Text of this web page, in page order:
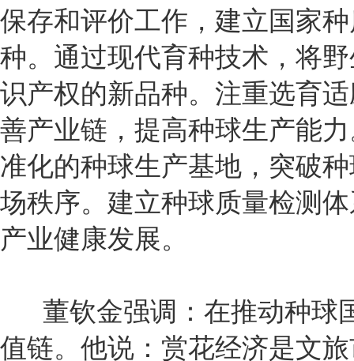
保存和评价工作，建立国家
种。通过现代育种技术，将
识产权的新品种。注重选育
善产业链，提高种球生产能
准化的种球生产基地，突破
场秩序。建立种球质量检测
产业健康发展。
董钦金强调：在推动种球
值链。他说：赏花经济是文